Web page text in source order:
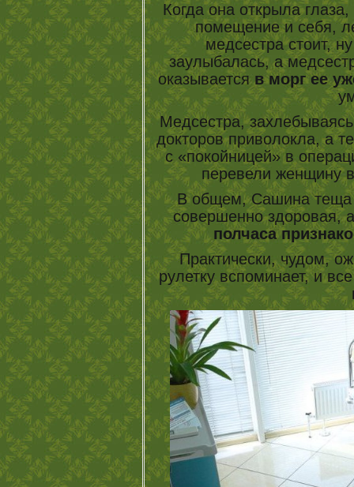
Когда она открыла
помещение и себя,
медсестра стоит,
заулыбалась, а
оказываетсяв морг ее
Медсестра,
докторов приволокла, а
с «покойницей» в
перевели женщину
В общем, Сашина теща
совершенно здоровая,
полчаса
Практически, чудом,
рулетку вспоминает, и